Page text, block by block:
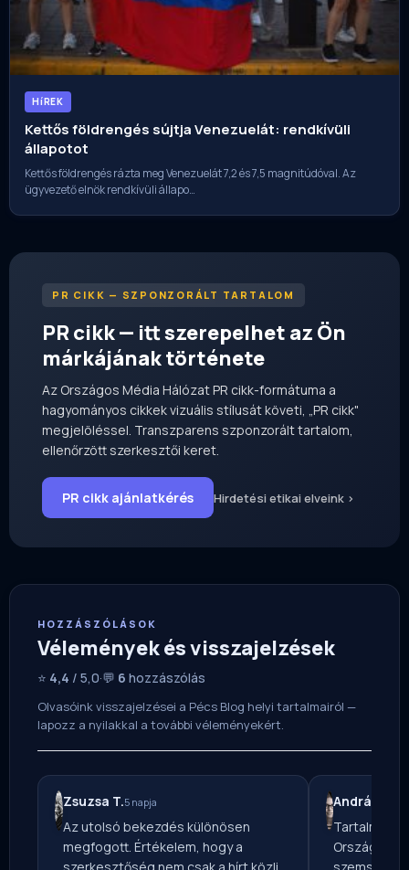
HíREK
Kettős földrengés sújtja Venezuelát: rendkívüli
állapotot
Kettős földrengés rázta meg Venezuelát 7,2 és 7,5 magnitúdóval. Az
ügyvezető elnök rendkívüli állapo…
PR CIKK — SZPONZORÁLT TARTALOM
PR cikk — itt szerepelhet az Ön
márkájának története
Az Országos Média Hálózat PR cikk-formátuma a
hagyományos cikkek vizuális stílusát követi, „PR cikk"
megjelöléssel. Transzparens szponzorált tartalom,
ellenőrzött szerkesztői keret.
PR cikk ajánlatkérés Hirdetési etikai elveink ›
HOZZÁSZÓLÁSOK
Vélemények és visszajelzések
⭐ 4,4 / 5,0·💬 6 hozzászólás
Olvasóink visszajelzései a Pécs Blog helyi tartalmairól —
lapozz a nyilakkal a további véleményekért.
Zsuzsa T.5 napja
Az utolsó bekezdés különösen
megfogott. Értékelem, hogy a
András F.
Tartalmas
Országos